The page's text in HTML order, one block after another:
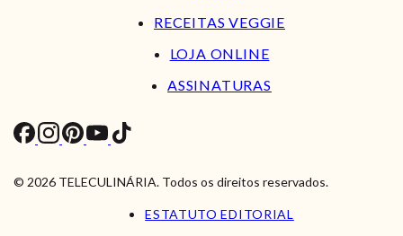
RECEITAS VEGGIE
LOJA ONLINE
ASSINATURAS
© 2026 TELECULINÁRIA. Todos os direitos reservados.
ESTATUTO EDITORIAL